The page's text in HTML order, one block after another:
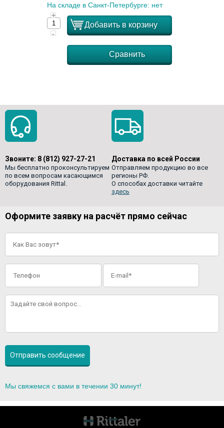
На складе в Санкт-Петербурге: нет
+
-
Добавить в корзину
Сравнить
Звоните: 8 (812) 927-27-21
Мы бесплатно проконсультируем
по всем вопросам касающимся
оборудования Rittal.
Доставка по всей России
Отправляем продукцию во все
регионы РФ.
О способах доставки читайте
здесь
Оформите заявку на расчёт прямо сейчас
Мы свяжемся с вами в течении 30 минут!